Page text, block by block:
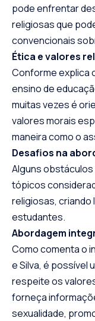
pode enfrentar
religiosas que
convencionais
Ética e valores
Conforme explica
ensino de
muitas vezes é
valores morais
maneira como o
Desafios na
Alguns
tópicos
religiosas, criando
estudantes.
Abordagem
Como comenta o
e Silva, é possível
respeite os
forneça
sexualidade,